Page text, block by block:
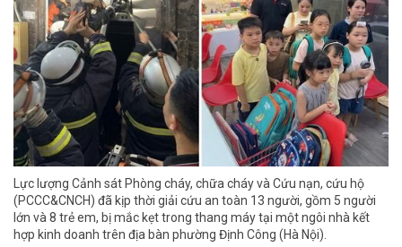
Lực lượng Cảnh sát Phòng cháy, chữa cháy và Cứu nạn, cứu hộ
(PCCC&CNCH) đã kịp thời giải cứu an toàn 13 người, gồm 5 người
lớn và 8 trẻ em, bị mắc kẹt trong thang máy tại một ngôi nhà kết
hợp kinh doanh trên địa bàn phường Định Công (Hà Nội).